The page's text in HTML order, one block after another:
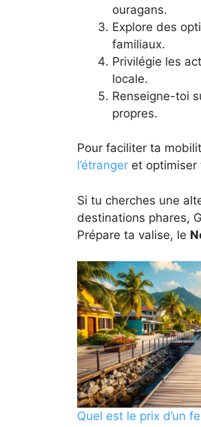
ouragans.
Explore des
familiaux.
Privilégie les
locale.
Renseigne-toi
propres.
Pour faciliter ta
l’étranger et optimiser
Si tu cherches une
destinations phares,
Prépare ta valise, le
Quel est le prix d’un